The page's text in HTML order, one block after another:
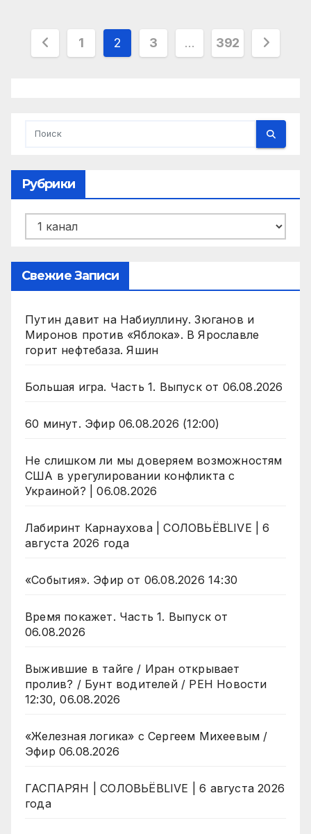
Пагинация
1 2 3 … 392
Рубрики
Рубрики
Свежие Записи
Путин давит на Набиуллину. Зюганов и
Миронов против «Яблока». В Ярославле
горит нефтебаза. Яшин
Большая игра. Часть 1. Выпуск от 06.08.2026
60 минут. Эфир 06.08.2026 (12:00)
Не слишком ли мы доверяем возможностям
США в урегулировании конфликта с
Украиной? | 06.08.2026
Лабиринт Карнаухова | СОЛОВЬЁВLIVE | 6
августа 2026 года
«События». Эфир от 06.08.2026 14:30
Время покажет. Часть 1. Выпуск от
06.08.2026
Выжившие в тайге / Иран открывает
пролив? / Бунт водителей / РЕН Новости
12:30, 06.08.2026
«Железная логика» с Сергеем Михеевым /
Эфир 06.08.2026
ГАСПАРЯН | СОЛОВЬЁВLIVE | 6 августа 2026
года